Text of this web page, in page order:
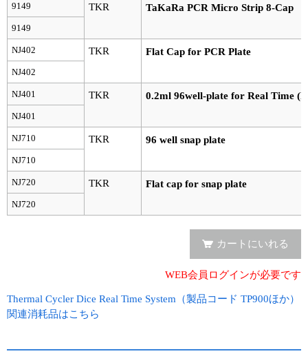
プロトコール集
ユーザーズボイス集
動画ライブラリー
Q&A
9149 TKR TaKaRa PCR Micro Strip 8-Cap
9149
NJ402 TKR Flat Cap for PCR Plate
NJ402
NJ401 TKR 0.2ml 96well-plate for Real Time
NJ401
NJ710 TKR 96 well snap plate
NJ710
NJ720 TKR Flat cap for snap plate
NJ720
カートにいれる
WEB会員ログインが必要です
Thermal Cycler Dice Real Time System（製品コード TP900ほか）
関連消耗品はこちら